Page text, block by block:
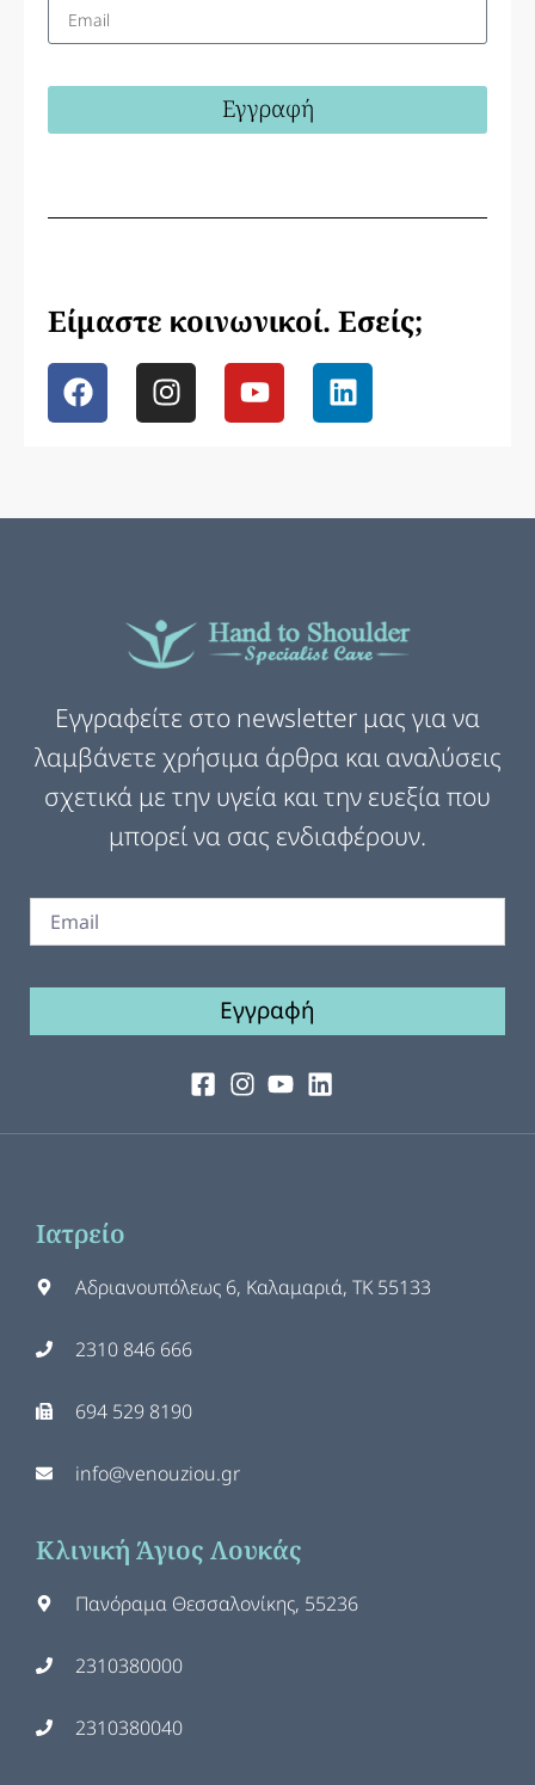
Εγγραφή
Είμαστε κοινωνικοί. Εσείς;
Εγγραφείτε στο newsletter μας για να
λαμβάνετε χρήσιμα άρθρα και αναλύσεις
σχετικά με την υγεία και την ευεξία που
μπορεί να σας ενδιαφέρουν.
Εγγραφή
Ιατρείο
Αδριανουπόλεως 6, Καλαμαριά, ΤΚ 55133
2310 846 666
694 529 8190
info@venouziou.gr
Κλινική Άγιος Λουκάς
Πανόραμα Θεσσαλονίκης, 55236
2310380000
2310380040